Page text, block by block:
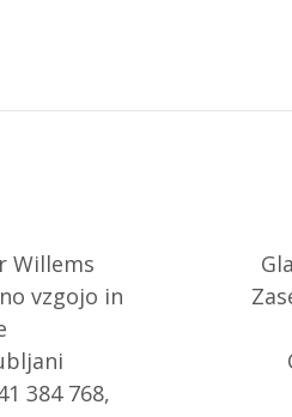
Willems
vzgojo in
384 768,